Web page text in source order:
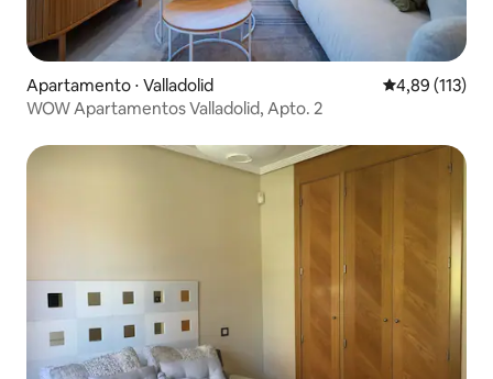
Apartamento ⋅ Valladolid 4,89 de uma
4,89 (113)
WOW Apartamentos Valladolid, Apto. 2